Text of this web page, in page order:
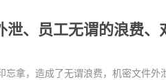
、员工无谓的浪费、
忘拿，造成了无谓浪费，机密文件外